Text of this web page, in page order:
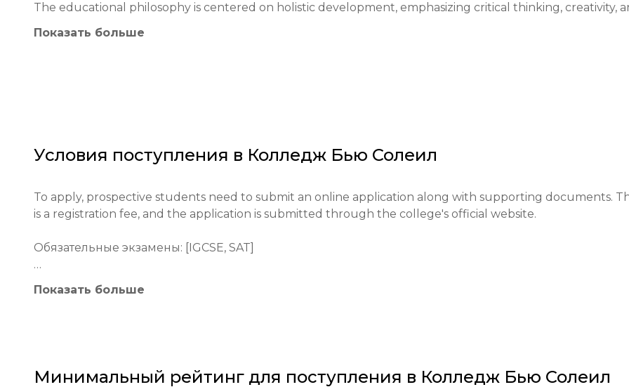
The educational philosophy is centered on holistic development, emphasizing critical thinking, creativity,
global citizenship. Unique methods include experiential learning and personalized mentorship programs.
Показать больше
Условия поступления в Колледж Бью Солеил
To apply, prospective students need to submit an online application along with supporting documents.
is a registration fee, and the application is submitted through the college's official website.
Обязательные экзамены: [IGCSE, SAT]
Минимальный возраст: 14
Показать больше
Минимальный рейтинг для поступления в Колледж Бью Солеил